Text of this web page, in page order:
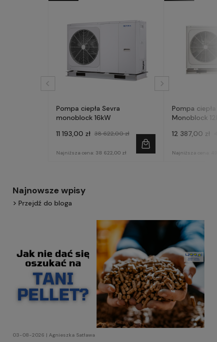
Pompa ciepła Sevra
monoblock 16kW
11 193,00 zł 38 622,00 zł
Najniższa cena: 38 622,00 zł
Pompa
Monoblock
12 387,00 zł
Najniższa cena:
Najnowsze wpisy
Przejdź do bloga
03-08-2026 | Agnieszka Satława